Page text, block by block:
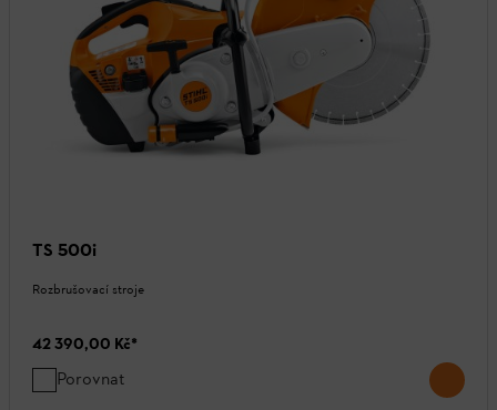
TS 500i
Rozbrušovací stroje
42 390,00 Kč*
Porovnat